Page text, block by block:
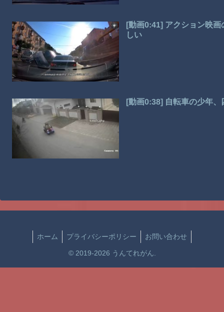
[動画0:41] アクション映
しい
[動画0:38] 自転車の少年
ホーム プライバシーポリシー お問い合わせ
© 2019-2026 うんてれがん.